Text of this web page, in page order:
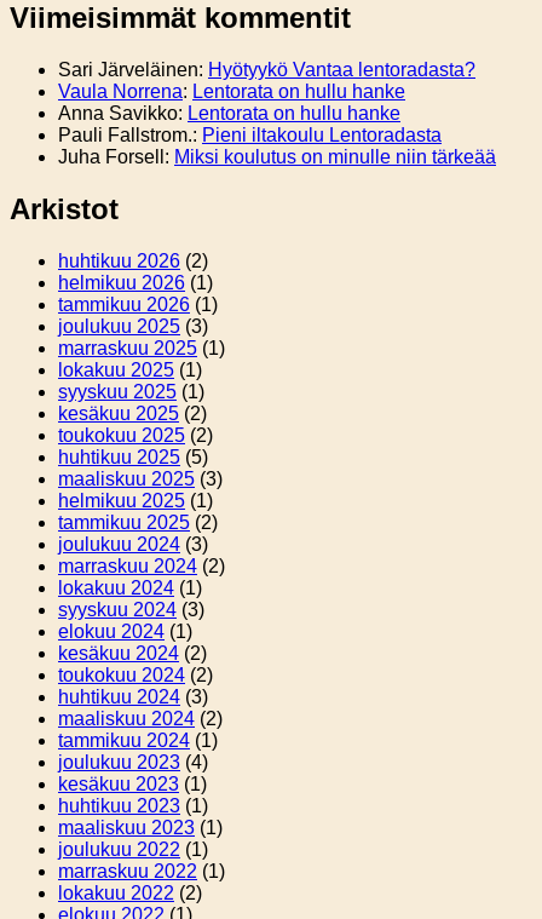
Viimeisimmät kommentit
Sari Järveläinen: Hyötyykö Vantaa lentoradasta?
Vaula Norrena: Lentorata on hullu hanke
Anna Savikko: Lentorata on hullu hanke
Pauli Fallstrom.: Pieni iltakoulu Lentoradasta
Juha Forsell : Miksi koulutus on minulle niin tärkeää
Arkistot
huhtikuu 2026 (2)
helmikuu 2026 (1)
tammikuu 2026 (1)
joulukuu 2025 (3)
marraskuu 2025 (1)
lokakuu 2025 (1)
syyskuu 2025 (1)
kesäkuu 2025 (2)
toukokuu 2025 (2)
huhtikuu 2025 (5)
maaliskuu 2025 (3)
helmikuu 2025 (1)
tammikuu 2025 (2)
joulukuu 2024 (3)
marraskuu 2024 (2)
lokakuu 2024 (1)
syyskuu 2024 (3)
elokuu 2024 (1)
kesäkuu 2024 (2)
toukokuu 2024 (2)
huhtikuu 2024 (3)
maaliskuu 2024 (2)
tammikuu 2024 (1)
joulukuu 2023 (4)
kesäkuu 2023 (1)
huhtikuu 2023 (1)
maaliskuu 2023 (1)
joulukuu 2022 (1)
marraskuu 2022 (1)
lokakuu 2022 (2)